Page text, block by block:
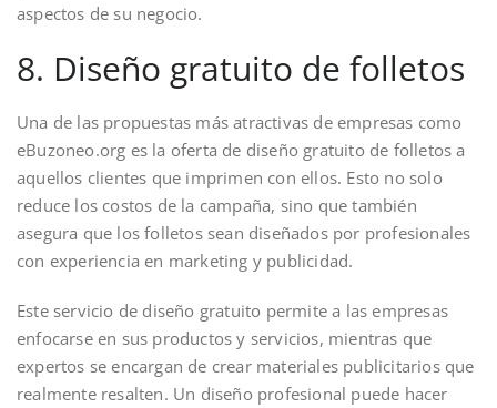
aspectos de su negocio.
8. Diseño gratuito de folletos
Una de las propuestas más atractivas de empresas como
eBuzoneo.org es la oferta de diseño gratuito de folletos a
aquellos clientes que imprimen con ellos. Esto no solo
reduce los costos de la campaña, sino que también
asegura que los folletos sean diseñados por profesionales
con experiencia en marketing y publicidad.
Este servicio de diseño gratuito permite a las empresas
enfocarse en sus productos y servicios, mientras que
expertos se encargan de crear materiales publicitarios que
realmente resalten. Un diseño profesional puede hacer